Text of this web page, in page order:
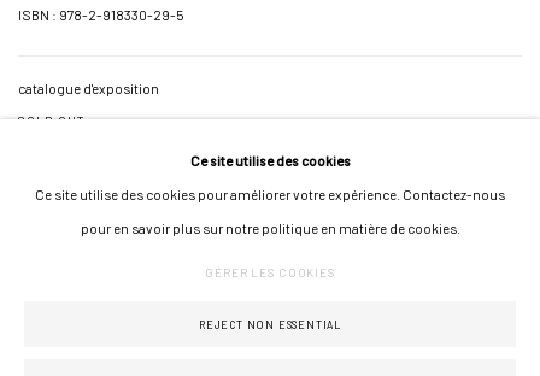
ISBN : 978-2-918330-29-5
catalogue d'exposition
SOLD OUT
Ce site utilise des cookies
Ce site utilise des cookies pour améliorer votre expérience. Contactez-nous
pour en savoir plus sur notre politique en matière de cookies.
GÉRER LES COOKIES
REJECT NON ESSENTIAL